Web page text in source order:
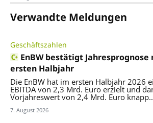
Verwandte Meldungen
Geschäftszahlen
EnBW bestätigt
ersten Halbjahr
Die EnBW hat im ersten Halbjahr 2026
EBITDA von 2,3 Mrd. Euro erzielt und
Vorjahreswert von 2,4 Mrd. Euro
7. August 2026